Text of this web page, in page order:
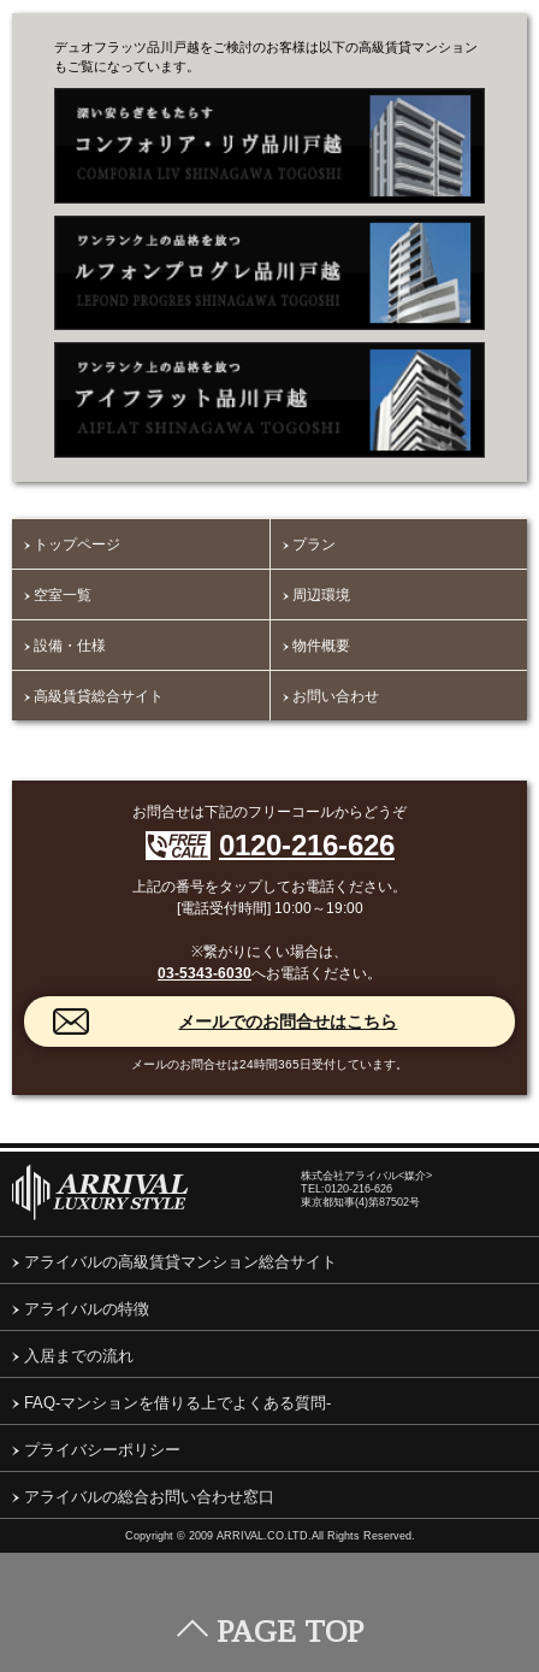
デュオフラッツ品川戸越をご検討のお客様は以下の高級賃貸マンション
もご覧になっています。
トップページ プラン
空室一覧 周辺環境
設備・仕様 物件概要
高級賃貸総合サイト お問い合わせ
お問合せは下記のフリーコールからどうぞ
0120-216-626
上記の番号をタップしてお電話ください。
[電話受付時間] 10:00～19:00
※繋がりにくい場合は、
03-5343-6030へお電話ください。
メールのお問合せは24時間365日受付しています。
株式会社アライバル<媒介>
TEL:0120-216-626
東京都知事(4)第87502号
アライバルの高級賃貸マンション総合サイト
アライバルの特徴
入居までの流れ
FAQ-マンションを借りる上でよくある質問-
プライバシーポリシー
アライバルの総合お問い合わせ窓口
Copyright © 2009 ARRIVAL.CO.LTD.All Rights Reserved.
PAGE TOP